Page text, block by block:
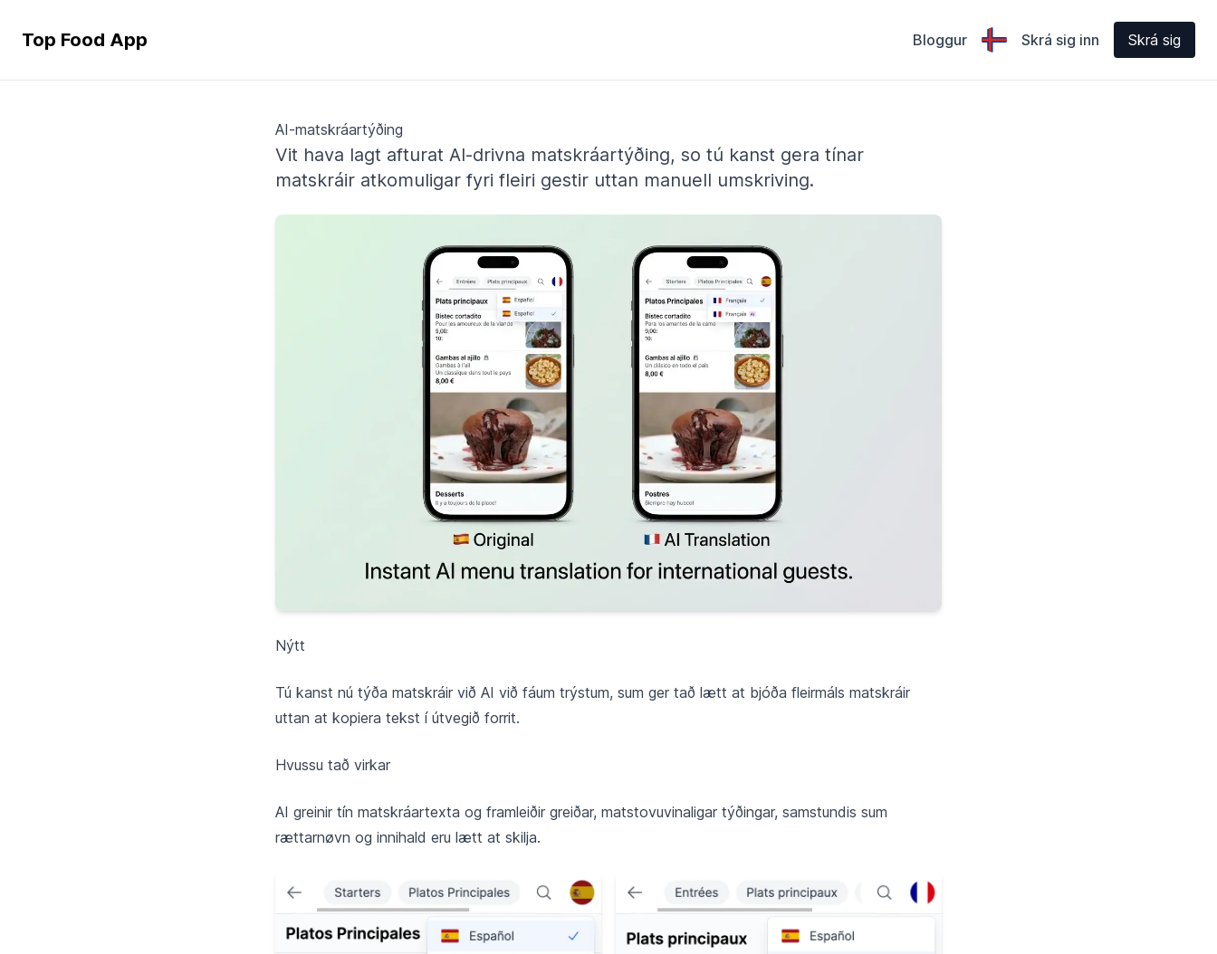
Top Food App Bloggur Skrá sig inn Skrá sig
AI-matskráartýðing
Vit hava lagt afturat AI-drivna matskráartýðing, so tú kanst gera tínar
matskráir atkomuligar fyri fleiri gestir uttan manuell umskriving.
Nýtt
Tú kanst nú týða matskráir við AI við fáum trýstum, sum ger tað lætt at bjóða fleirmáls matskráir
uttan at kopiera tekst í útvegið forrit.
Hvussu tað virkar
AI greinir tín matskráartexta og framleiðir greiðar, matstovuvinaligar týðingar, samstundis sum
rættarnøvn og innihald eru lætt at skilja.